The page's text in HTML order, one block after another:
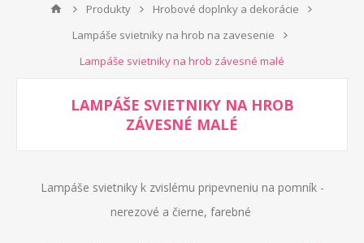
Produkty
Hrobové doplnky a dekorácie
Lampáše svietniky na hrob na zavesenie
Lampáše svietniky na hrob závesné malé
LAMPÁŠE SVIETNIKY NA HROB
ZÁVESNÉ MALÉ
Lampáše svietniky k zvislému pripevneniu na pomník -
nerezové a čierne, farebné